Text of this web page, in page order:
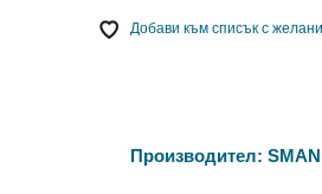
Добави към списък с
Производител: